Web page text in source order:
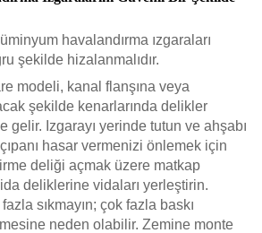
havalandırma ızgaraları
şekilde hizalanmalıdır.
modeli, kanal flanşına veya
şekilde kenarlarında delikler
gelir. Izgarayı yerinde tutun ve ahşabı
hasar vermenizi önlemek için
deliği açmak üzere matkap
deliklerine vidaları yerleştirin.
sıkmayın; çok fazla baskı
neden olabilir. Zemine monte